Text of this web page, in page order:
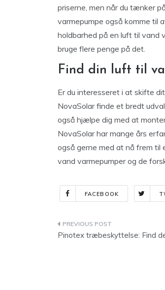
priserne, men når du tænker
varmepumpe også komme til
holdbarhed på en luft til vand
bruge flere penge på det.
Find din luft til
Er du interesseret i at skifte
NovaSolar finde et bredt
også hjælpe dig med at
NovaSolar har mange års
også gerne med at nå frem til
vand varmepumper og de
FACEBOOK
Indlægsnavigation
Pinotex træbeskyttelse: Find